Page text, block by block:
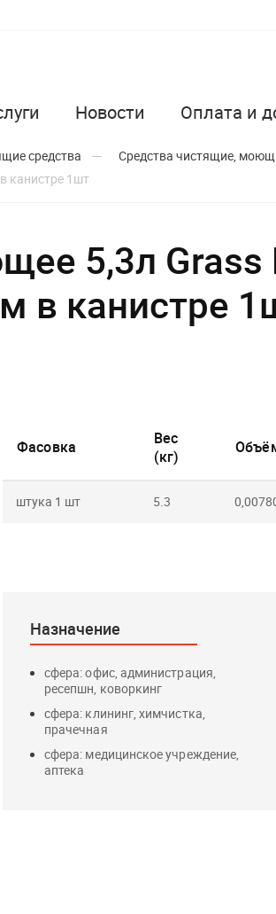
Новости Оплата и
средства
Средства чистящие,
канистре 1шт
5,3л Grass
в канистре
Фасовка
Вес
(кг)
штука 1 шт 5.3
Назначение
сфера: офис, администрация,
ресепшн, коворкинг
сфера: клининг, химчистка,
прачечная
сфера: медицинское учреждение,
аптека